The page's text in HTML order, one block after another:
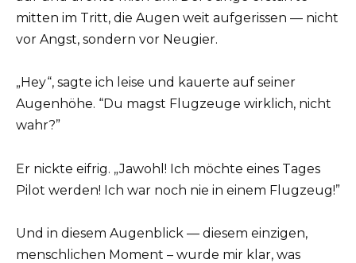
mitten im Tritt, die Augen weit aufgerissen — nicht
vor Angst, sondern vor Neugier.
„Hey“, sagte ich leise und kauerte auf seiner
Augenhöhe. “Du magst Flugzeuge wirklich, nicht
wahr?”
Er nickte eifrig. „Jawohl! Ich möchte eines Tages
Pilot werden! Ich war noch nie in einem Flugzeug!”
Und in diesem Augenblick — diesem einzigen,
menschlichen Moment – wurde mir klar, was